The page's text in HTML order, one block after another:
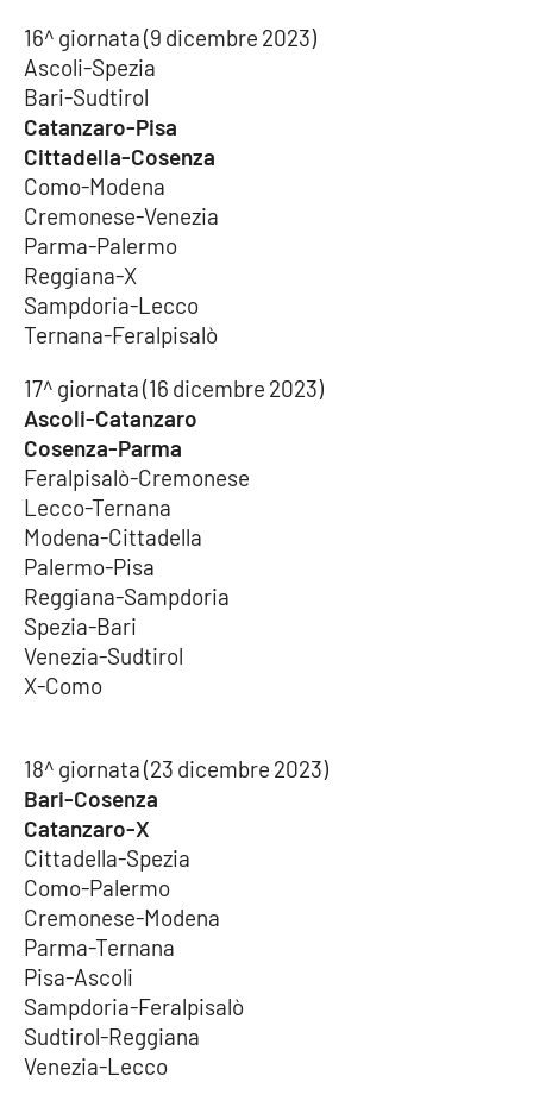
16^ giornata (9 dicembre 2023)
Ascoli-Spezia
Bari-Sudtirol
Catanzaro-Pisa
Cittadella-Cosenza
Como-Modena
Cremonese-Venezia
Parma-Palermo
Reggiana-X
Sampdoria-Lecco
Ternana-Feralpisalò
17^ giornata (16 dicembre 2023)
Ascoli-Catanzaro
Cosenza-Parma
Feralpisalò-Cremonese
Lecco-Ternana
Modena-Cittadella
Palermo-Pisa
Reggiana-Sampdoria
Spezia-Bari
Venezia-Sudtirol
X-Como
18^ giornata (23 dicembre 2023)
Bari-Cosenza
Catanzaro-X
Cittadella-Spezia
Como-Palermo
Cremonese-Modena
Parma-Ternana
Pisa-Ascoli
Sampdoria-Feralpisalò
Sudtirol-Reggiana
Venezia-Lecco